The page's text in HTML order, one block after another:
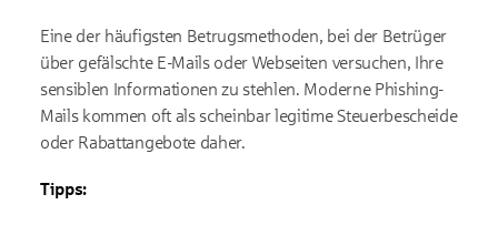
Eine der häufigsten Betrugsmethoden, bei der Betrüger
über gefälschte E-Mails oder Webseiten versuchen, Ihre
sensiblen Informationen zu stehlen. Moderne Phishing-
Mails kommen oft als scheinbar legitime Steuerbescheide
oder Rabattangebote daher.
Tipps: